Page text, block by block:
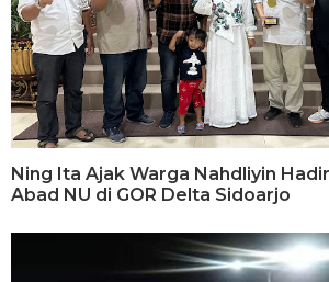
Ning Ita Ajak Warga Nahdliyin
Abad NU di GOR Delta Sidoarjo